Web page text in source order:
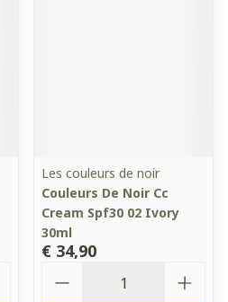
Les couleurs de noir
Couleurs De Noir Cc
Cream Spf30 02 Ivory
30ml
€ 34,90